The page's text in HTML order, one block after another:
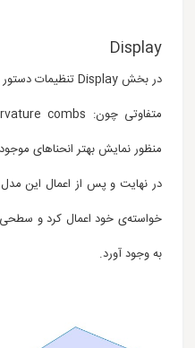
Display
منظور نمایش بهتر انحناهای
در نهایت و پس از اعمال این
خواسته‌ی خود اعمال کرد و
به وجود آورد.